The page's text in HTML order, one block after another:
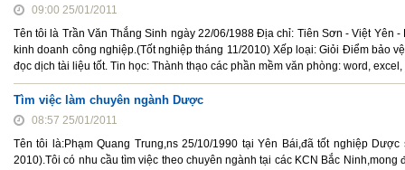
09:00 25/01/2011
Tên tôi là Trần Văn Thắng Sinh ngày 22/06/1988 Địa chỉ: Tiên Sơn - Việt Yên
kinh doanh công nghiệp.(Tốt nghiệp tháng 11/2010) Xếp loại: Giỏi Điểm bảo
đọc dịch tài liệu tốt. Tin học: Thành thạo các phần mềm văn phòng: word,
Tìm việc làm chuyên ngành Dược
08:57 25/01/2011
Tên tôi là:Phạm Quang Trung,ns 25/10/1990 tại Yên Bái,đã tốt nghiệp
2010).Tôi có nhu cầu tìm việc theo chuyên ngành tại các KCN Bắc